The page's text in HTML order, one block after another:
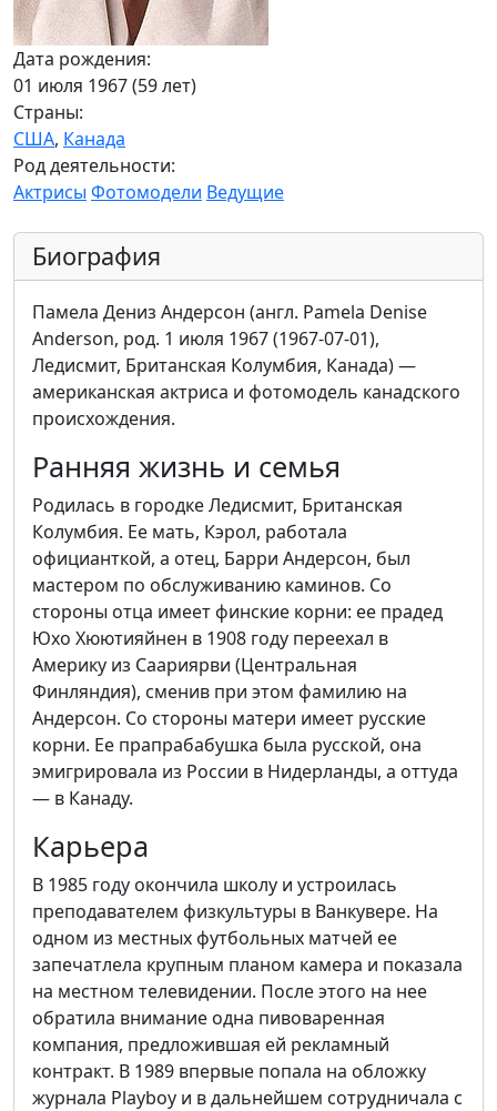
Дата рождения:
01 июля 1967 (59 лет)
Страны:
США, Канада
Род деятельности:
Актрисы Фотомодели Ведущие
Биография
Памела Дениз Андерсон (англ. Pamela Denise
Anderson, род. 1 июля 1967 (1967-07-01),
Ледисмит, Британская Колумбия, Канада) —
американская актриса и фотомодель канадского
происхождения.
Ранняя жизнь и семья
Родилась в городке Ледисмит, Британская
Колумбия. Ее мать, Кэрол, работала
официанткой, а отец, Барри Андерсон, был
мастером по обслуживанию каминов. Со
стороны отца имеет финские корни: ее прадед
Юхо Хюютияйнен в 1908 году переехал в
Америку из Саариярви (Центральная
Финляндия), сменив при этом фамилию на
Андерсон. Со стороны матери имеет русские
корни. Ее прапрабабушка была русской, она
эмигрировала из России в Нидерланды, а оттуда
— в Канаду.
Карьера
В 1985 году окончила школу и устроилась
преподавателем физкультуры в Ванкувере. На
одном из местных футбольных матчей ее
запечатлела крупным планом камера и показала
на местном телевидении. После этого на нее
обратила внимание одна пивоваренная
компания, предложившая ей рекламный
контракт. В 1989 впервые попала на обложку
журнала Playboy и в дальнейшем сотрудничала с